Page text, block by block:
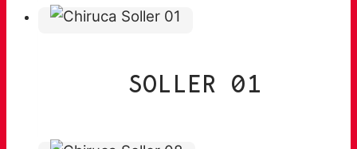
SOLLER 01